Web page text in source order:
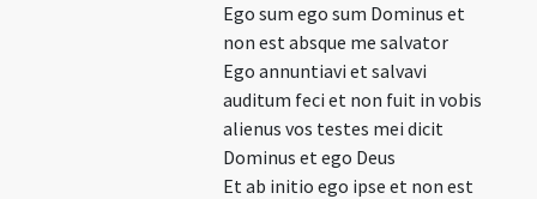
Ego sum ego sum Dominus et
non est absque me salvator
Ego annuntiavi et salvavi
auditum feci et non fuit in vobis
alienus vos testes mei dicit
Dominus et ego Deus
Et ab initio ego ipse et non est